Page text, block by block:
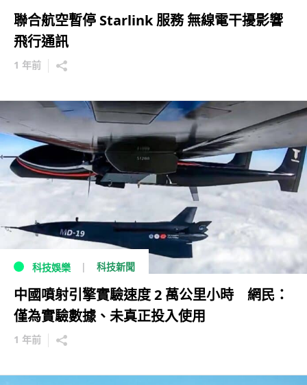
聯合航空暫停 Starlink 服務 無線電干擾影響
飛行通訊
1 年前
科技娛樂 科技新聞
中國噴射引擎實驗速度 2 萬公里小時 網民：
僅為實驗數據、未真正投入使用
1 年前